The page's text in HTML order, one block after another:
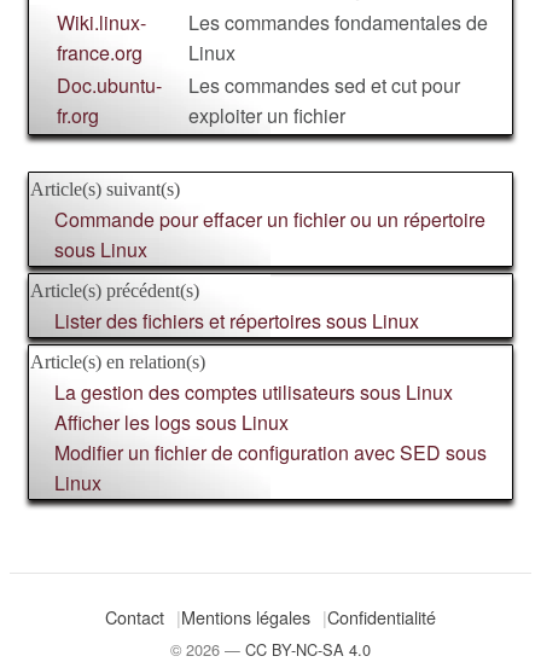
Wiki.linux-
france.org
Les commandes fondamentales de
Linux
Doc.ubuntu-
fr.org
Les commandes sed et cut pour
exploiter un fichier
Article(s) suivant(s)
Commande pour effacer un fichier ou un répertoire
sous Linux
Article(s) précédent(s)
Lister des fichiers et répertoires sous Linux
Article(s) en relation(s)
La gestion des comptes utilisateurs sous Linux
Afficher les logs sous Linux
Modifier un fichier de configuration avec SED sous
Linux
Contact Mentions légales Confidentialité
© 2026 — CC BY-NC-SA 4.0